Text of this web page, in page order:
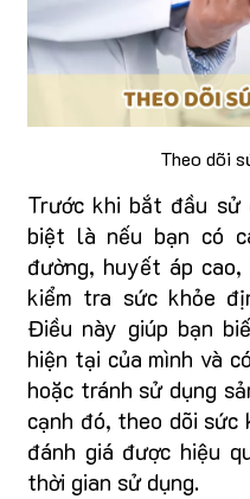
Theo dõi
Trước khi bắt đầu sử
biệt là nếu bạn có
đường, huyết áp
kiểm tra sức khỏe
Điều này giúp bạn
hiện tại của mình và
hoặc tránh sử dụng
cạnh đó, theo dõi sức
đánh giá được hiệu
thời gian sử dụng.